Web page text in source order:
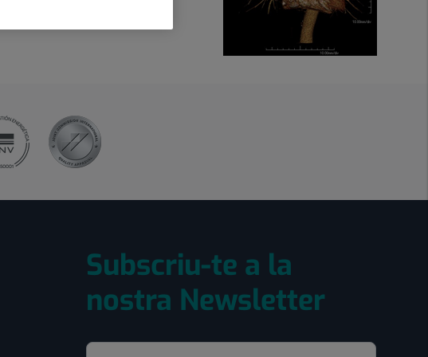
Subscriu-te a la
nostra Newsletter